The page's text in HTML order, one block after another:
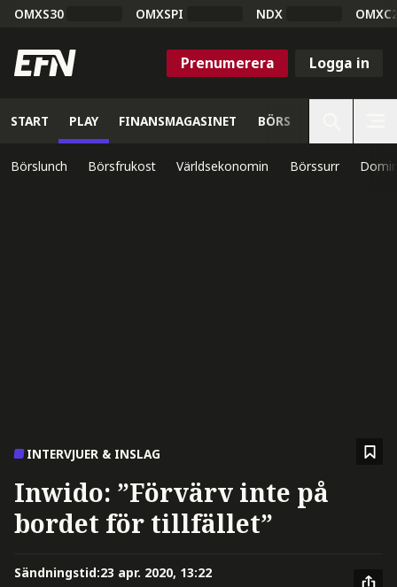
OMXS30 OMXSPI NDX
Prenumerera Logga in
START PLAY FINANSMAGASINET BÖRS
Börslunch Börsfrukost Världsekonomin Börssurr
INTERVJUER & INSLAG
Inwido: ”Förvärv inte på
bordet för tillfället”
Sändningstid:23 apr. 2020, 13:22